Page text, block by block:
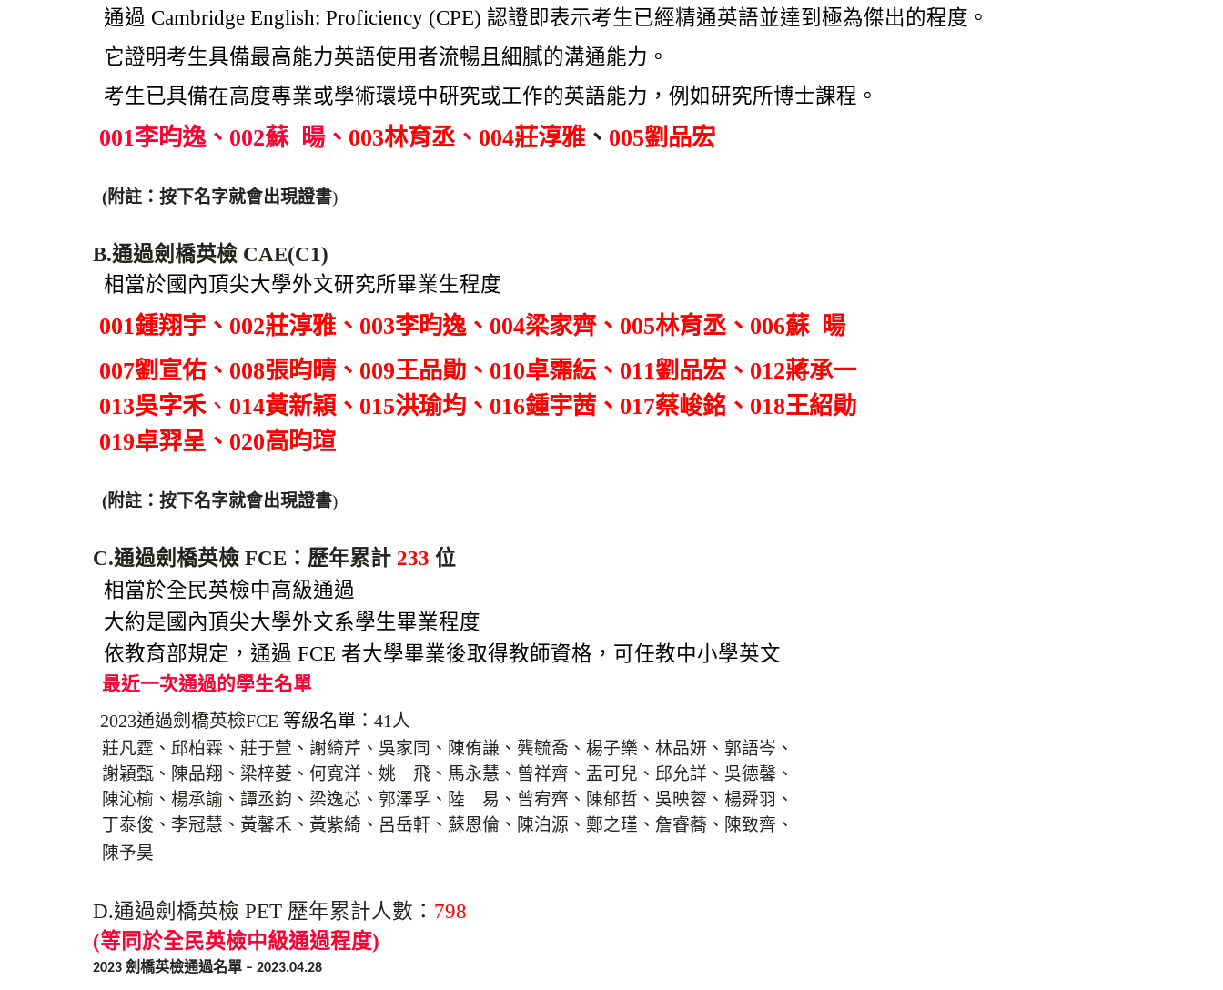
通過 Cambridge English: Proficiency (CPE) 認證即表示考生已經精通英語並達到極為傑出的程度。
它證明考生具備最高能力英語使用者流暢且細膩的溝通能力。
考生已具備在高度專業或學術環境中硏究或工作的英語能力，例如研究所博士課程。
001李昀逸、 002蘇 暘、 003林育丞 、 004莊淳雅、 005劉品宏
(附註：按下名字就會出現證書)
B.通過劍橋英檢 CAE(C1)
相當於國內頂尖大學外文研究所畢業生程度
001鍾翔宇、 002莊淳雅、 003李昀逸、 004梁家齊、 005林育丞、 006蘇 暘
007劉宣佑、 008張昀晴、 009王品勛、 010卓霈紜、 011劉品宏、 012蔣承一
013吳字禾、 014黃新穎 、 015洪瑜均 、 016鍾宇茜 、 017蔡峻銘 、 018王紹勛
019卓羿呈 、 020高昀瑄
(附註：按下名字就會出現證書)
C.通過劍橋英檢 FCE：歷年累計 233 位
相當於全民英檢中高級通過
大約是國內頂尖大學外文系學生畢業程度
依教育部規定，通過 FCE 者大學畢業後取得教師資格，可任教中小學英文
最近一次通過的學生名單
2023通過劍橋英檢FCE 等級名單 ：41人
莊凡霆、邱柏霖、莊于萱、謝綺芹、吳家同、陳侑謙、龔毓喬、楊子樂、林品妍、郭語岑、
謝穎甄、陳品翔、梁梓菱、何寬洋、姚 飛、馬永慧、曾祥齊、盂可兒、邱允詳、吳德馨、
陳沁榆、楊承諭、譚丞鈞、梁逸芯、郭澤孚、陸 易、曾宥齊、陳郁哲、吳映蓉、楊舜羽、
丁泰俊、李冠慧、黃馨禾、黃紫綺、呂岳軒、蘇恩倫、陳泊源、鄭之瑾、詹睿蕎、陳致齊、
陳予昊
D.通過劍橋英檢 PET 歷年累計人數： 798
(等同於全民英檢中級通過程度)
2023 劍橋英檢通過名單 – 2023.04.28